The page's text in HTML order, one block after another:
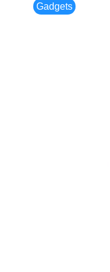
Gadgets